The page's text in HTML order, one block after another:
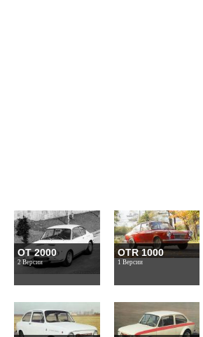
OT 2000
2 Версии
OTR 1000
1 Версии